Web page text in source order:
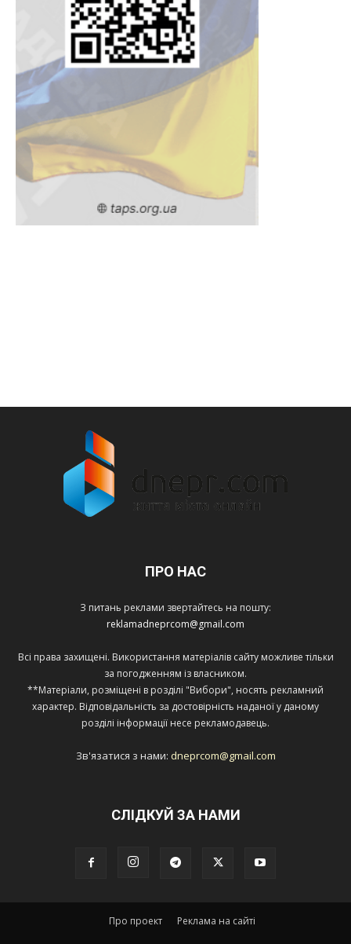
ПРО НАС
З питань реклами звертайтесь на пошту:
reklamadneprcom@gmail.com
Всі права захищені. Використання матеріалів сайту можливе тільки
за погодженням із власником.
**Матеріали, розміщені в розділі "Вибори", носять рекламний
характер. Відповідальність за достовірність наданої у даному
розділі інформації несе рекламодавець.
Зв'язатися з нами: dneprcom@gmail.com
СЛІДКУЙ ЗА НАМИ
Про проект Реклама на сайті